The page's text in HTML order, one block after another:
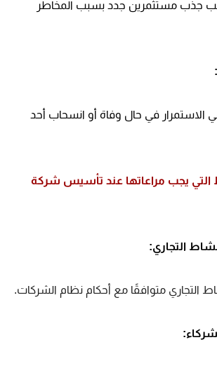
جذب مستثمرين جدد بسبب المخاطر
الاستمرار في حال وفاة أو انسحاب أحد
التي يجب مراعاتها عند تأسيس شركة
التجاري:
التجاري متوافقًا مع أحكام نظام الشركات.